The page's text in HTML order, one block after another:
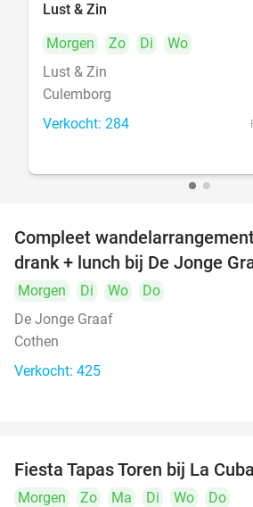
Lust & Zin
Morgen
Zo Di
Wo
Lust & Zin
Culemborg
Verkocht: 284
Compleet
drank + lunch bij De Jonge
Morgen Di Wo
Do
De Jonge Graaf
Cothen
Verkocht: 425
Fiesta Tapas Toren bij La
Morgen Zo Ma Di Wo
Do